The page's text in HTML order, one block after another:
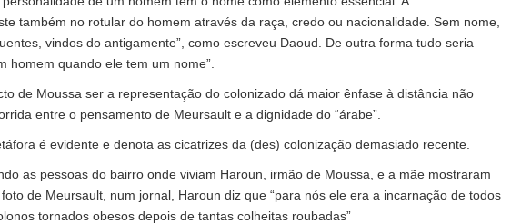
também no rotular do homem através da raça, credo ou nacionalidade. Sem nome,
vindos do antigamente”, como escreveu Daoud. De outra forma tudo seria
homem quando ele tem um nome”.
de Moussa ser a representação do colonizado dá maior ênfase à distância não
entre o pensamento de Meursault e a dignidade do “árabe”.
é evidente e denota as cicatrizes da (des) colonização demasiado recente.
as pessoas do bairro onde viviam Haroun, irmão de Moussa, e a mãe mostraram
de Meursault, num jornal, Haroun diz que “para nós ele era a incarnação de todos
tornados obesos depois de tantas colheitas roubadas”